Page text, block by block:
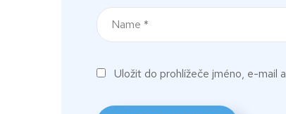
Uložit do prohlížeče jméno, e-mail